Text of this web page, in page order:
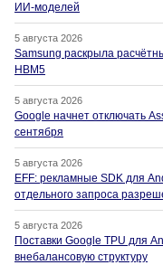
ИИ-моделей
5 августа 2026
Samsung раскрыла
HBM5
5 августа 2026
Google начнет отключать
сентября
5 августа 2026
EFF: рекламные SDK для
отдельного запроса
5 августа 2026
Поставки Google TPU для
внебалансовую структуру